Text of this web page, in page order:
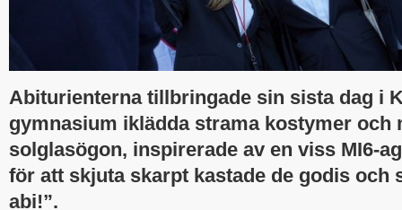
Abiturienterna tillbringade sin sista dag i
gymnasium iklädda strama kostymer och
solglasögon, inspirerade av en viss MI6-
för att skjuta skarpt kastade de godis och
abi!”.